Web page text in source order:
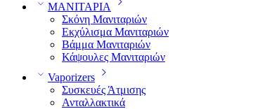
ΜΑΝΙΤΑΡΙΑ
Σκόνη Μανιταριών
Εκχύλισμα Μανιταριών
Βάμμα Μανιταριών
Κάψουλες Μανιταριών
Vaporizers
Συσκευές Άτμισης
Ανταλλακτικά